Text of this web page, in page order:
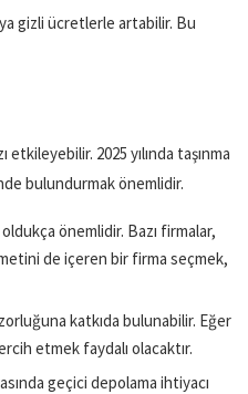
gizli ücretlerle artabilir. Bu
2025 yılında taşınma
bulundurmak önemlidir.
oldukça önemlidir. Bazı firmalar,
de içeren bir firma seçmek,
katkıda bulunabilir. Eğer
etmek faydalı olacaktır.
geçici depolama ihtiyacı